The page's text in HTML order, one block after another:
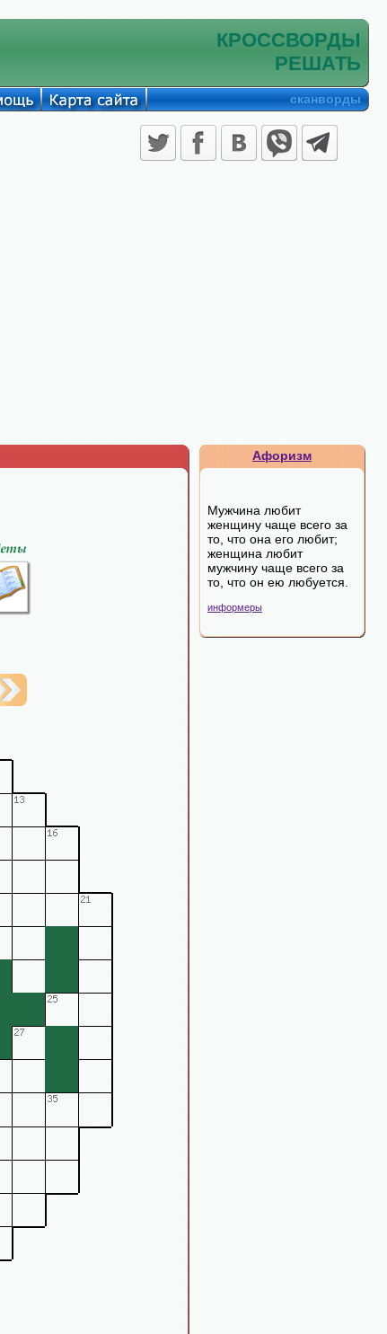
КРОССВОРДЫ
РЕШАТЬ
сканворды
Афоризм
Мужчина любит
женщину чаще всего за
то, что она его любит;
женщина любит
мужчину чаще всего за
то, что он ею любуется.
информеры